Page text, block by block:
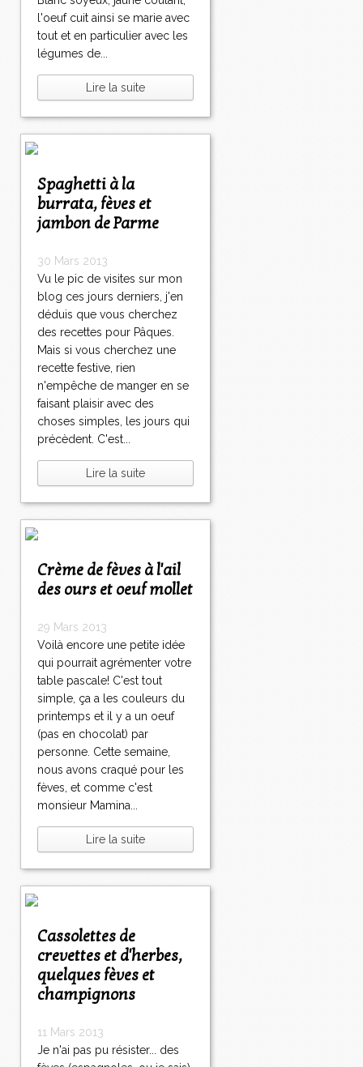
l'oeuf cuit ainsi se marie avec
tout et en particulier avec les
légumes de...
Lire la suite
Spaghetti à la
burrata, fèves et
jambon de Parme
30 Mars 2013
Vu le pic de visites sur mon
blog ces jours derniers, j'en
déduis que vous cherchez
des recettes pour Pâques.
Mais si vous cherchez une
recette festive, rien
n'empêche de manger en se
faisant plaisir avec des
choses simples, les jours qui
précèdent. C'est...
Lire la suite
Crème de fèves à l'ail
des ours et oeuf mollet
29 Mars 2013
Voilà encore une petite idée
qui pourrait agrémenter votre
table pascale! C'est tout
simple, ça a les couleurs du
printemps et il y a un oeuf
(pas en chocolat) par
personne. Cette semaine,
nous avons craqué pour les
fèves, et comme c'est
monsieur Mamina...
Lire la suite
Cassolettes de
crevettes et d'herbes,
quelques fèves et
champignons
11 Mars 2013
Je n'ai pas pu résister... des